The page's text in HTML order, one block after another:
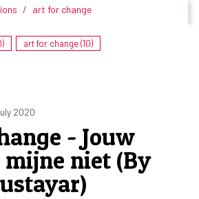
art for change
art for change (10)
2020
- Jouw
mijne niet (By